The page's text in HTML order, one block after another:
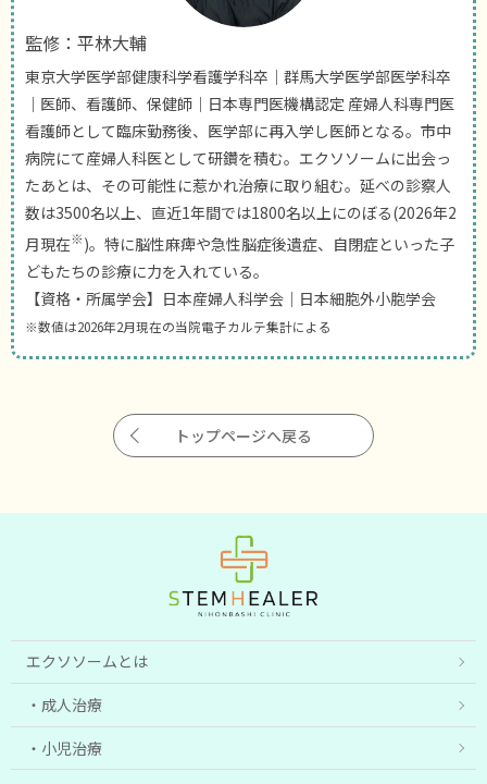
監修：平林大輔
東京大学医学部健康科学看護学科卒｜群馬大学医学部医学科卒
｜医師、看護師、保健師｜日本専門医機構認定 産婦人科専門医
看護師として臨床勤務後、医学部に再入学し医師となる。市中
病院にて産婦人科医として研鑽を積む。エクソソームに出会っ
たあとは、その可能性に惹かれ治療に取り組む。延べの診察人
数は3500名以上、直近1年間では1800名以上にのぼる(2026年2
月現在※)。特に脳性麻痺や急性脳症後遺症、自閉症といった子
どもたちの診療に力を入れている。
【資格・所属学会】日本産婦人科学会｜日本細胞外小胞学会
※数値は2026年2月現在の当院電子カルテ集計による
トップページへ戻る
エクソソームとは
成人治療
小児治療